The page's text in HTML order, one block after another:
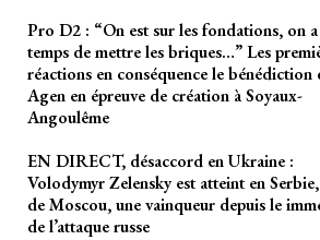
Pro D2 : “On est sur les fondations, on
temps de mettre les briques…” Les
réactions en conséquence le bénédiction
Agen en épreuve de création à Soyaux-
Angoulême
EN DIRECT, désaccord en Ukraine :
Volodymyr Zelensky est atteint en
de Moscou, une vainqueur depuis le
de l’attaque russe